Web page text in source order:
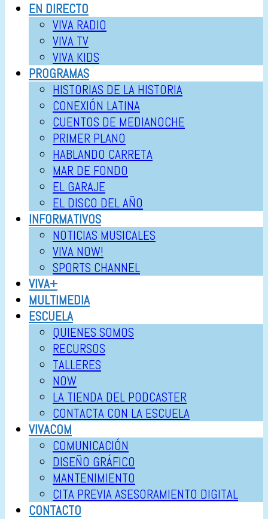
EN DIRECTO
VIVA RADIO
VIVA TV
VIVA KIDS
PROGRAMAS
HISTORIAS DE LA HISTORIA
CONEXIÓN LATINA
CUENTOS DE MEDIANOCHE
PRIMER PLANO
HABLANDO CARRETA
MAR DE FONDO
EL GARAJE
EL DISCO DEL AÑO
INFORMATIVOS
NOTICIAS MUSICALES
VIVA NOW!
SPORTS CHANNEL
VIVA+
MULTIMEDIA
ESCUELA
QUIENES SOMOS
RECURSOS
TALLERES
NOW
LA TIENDA DEL PODCASTER
CONTACTA CON LA ESCUELA
VIVACOM
COMUNICACIÓN
DISEÑO GRÁFICO
MANTENIMIENTO
CITA PREVIA ASESORAMIENTO DIGITAL
CONTACTO